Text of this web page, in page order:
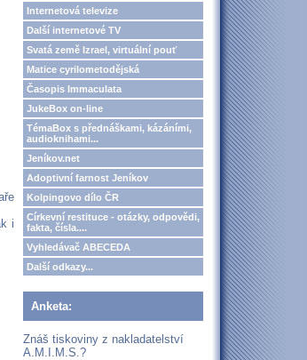
i
Internetová televize
Další internetové TV
Svatá země Izrael, virtuální pouť
Matice cyrilometodějská
Časopis Immaculata
JukeBox on-line
TémaBox s přednáškami, kázáními,
audioknihami...
Jeníkov.net
Adoptivní farnost Jeníkov
Kolpingovo dílo ČR
Církevní restituce - otázky, odpovědi,
fakta, čísla....
Vyhledávač ABECEDA
Další odkazy...
Anketa:
Znáš tiskoviny z nakladatelství
A.M.I.M.S.?